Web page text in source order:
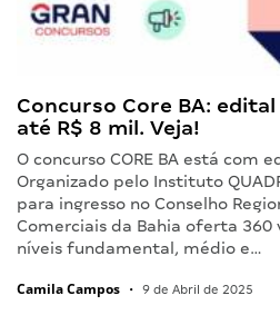
Concurso Core BA:
até R$ 8 mil. Veja!
O concurso CORE BA está com
Organizado pelo Instituto
para ingresso no Conselho
Comerciais da Bahia oferta 360
níveis fundamental, médio e…
Camila Campos • 9 de Abril de 2025